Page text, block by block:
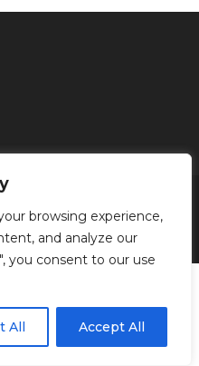
browsing experience,
and analyze our
you consent to our use
All Accept All
Depilación definitiva
Estética Productos
2024